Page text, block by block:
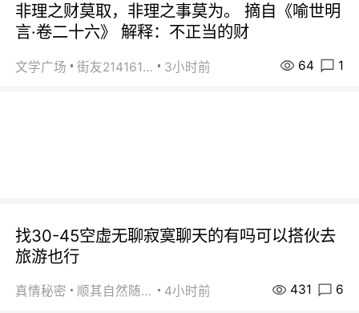
非理之财莫取，非理之事莫为。 摘自《喻世明
言·卷二十六》 解释：不正当的财
文学广场 街友21416156 3小时前 64 1
找30-45空虚无聊寂寞聊天的有吗可以搭伙去
旅游也行
真情秘密 顺其自然随缘 4小时前 431 6